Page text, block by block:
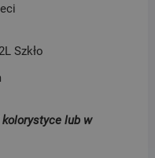
Szkło
lub w